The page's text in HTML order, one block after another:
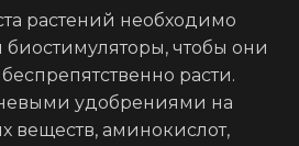
растений необходимо
биостимуляторы, чтобы они
расти.
удобрениями на
веществ, аминокислот,